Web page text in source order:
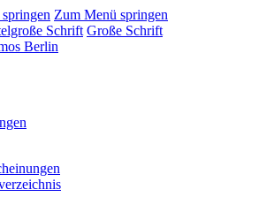
Zum Menü springen
Schrift Große Schrift